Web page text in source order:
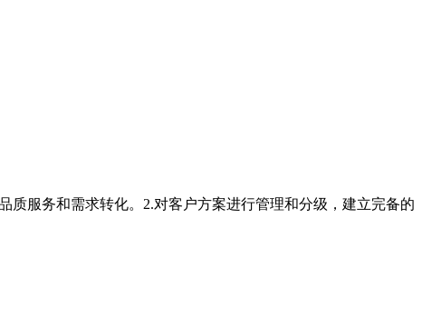
服务和需求转化。2.对客户方案进行管理和分级，建立完备的